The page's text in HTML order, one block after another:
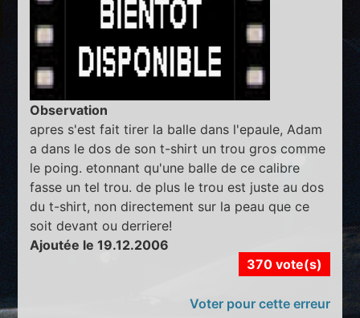
Observation
apres s'est fait tirer la balle dans l'epaule, Adam
a dans le dos de son t-shirt un trou gros comme
le poing. etonnant qu'une balle de ce calibre
fasse un tel trou. de plus le trou est juste au dos
du t-shirt, non directement sur la peau que ce
soit devant ou derriere!
Ajoutée le 19.12.2006
370 vote(s)
Voter pour cette erreur